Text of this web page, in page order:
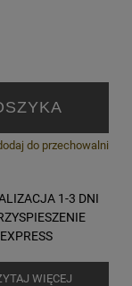
do przechowalni
1-3 DNI
WIĘCEJ